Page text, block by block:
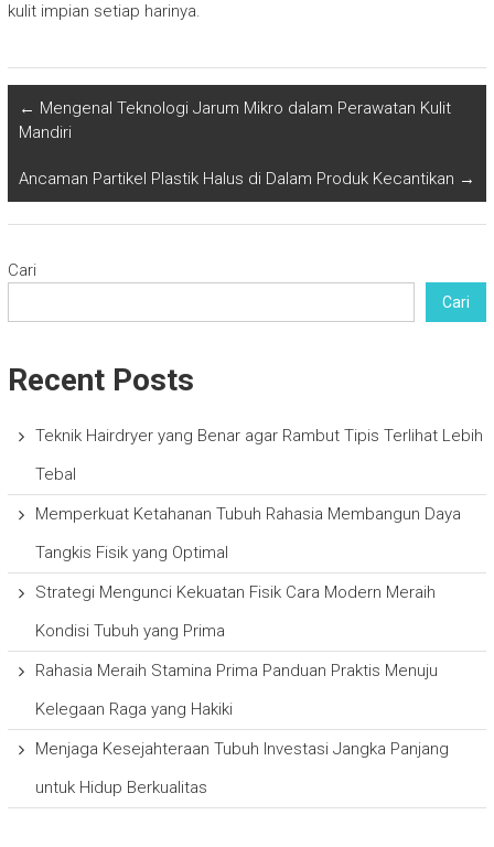
kulit impian setiap harinya.
← Mengenal Teknologi Jarum Mikro dalam Perawatan Kulit
Mandiri
Ancaman Partikel Plastik Halus di Dalam Produk Kecantikan →
Cari
Cari
Recent Posts
Teknik Hairdryer yang Benar agar Rambut Tipis Terlihat Lebih
Tebal
Memperkuat Ketahanan Tubuh Rahasia Membangun Daya
Tangkis Fisik yang Optimal
Strategi Mengunci Kekuatan Fisik Cara Modern Meraih
Kondisi Tubuh yang Prima
Rahasia Meraih Stamina Prima Panduan Praktis Menuju
Kelegaan Raga yang Hakiki
Menjaga Kesejahteraan Tubuh Investasi Jangka Panjang
untuk Hidup Berkualitas